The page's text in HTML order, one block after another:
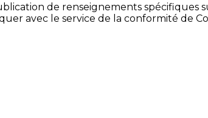
de renseignements spécifiques
avec le service de la conformité de